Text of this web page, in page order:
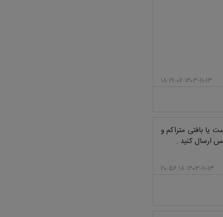
۱۴۰۳-۱۱-۱۳ ۱۸:۱۹:۰۶
بافتی متراکم و
ارسال کنید .
۱۴۰۳-۱۱-۱۳ ۲۰:۵۶:۱۸